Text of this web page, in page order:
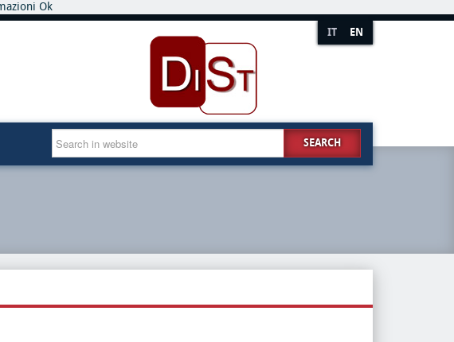
Ok
IT EN
SEARCH